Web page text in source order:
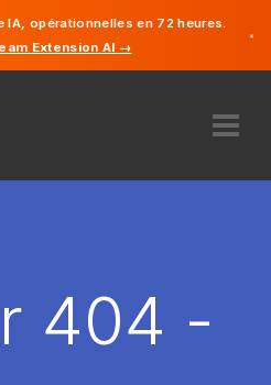
IA, opérationnelles en 72 heures.
Extension AI →
×
404 -